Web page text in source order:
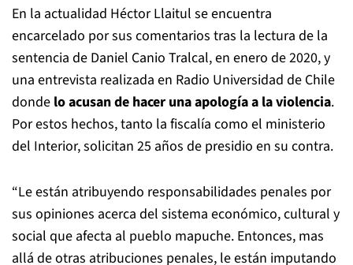
En la actualidad Héctor Llaitul se encuentra
encarcelado por sus comentarios tras la lectura de la
sentencia de Daniel Canio Tralcal, en enero de 2020, y
una entrevista realizada en Radio Universidad de Chile
donde lo acusan de hacer una apología a la violencia.
Por estos hechos, tanto la fiscalía como el ministerio
del Interior, solicitan 25 años de presidio en su contra.
“Le están atribuyendo responsabilidades penales por
sus opiniones acerca del sistema económico, cultural y
social que afecta al pueblo mapuche. Entonces, mas
allá de otras atribuciones penales, le están imputando